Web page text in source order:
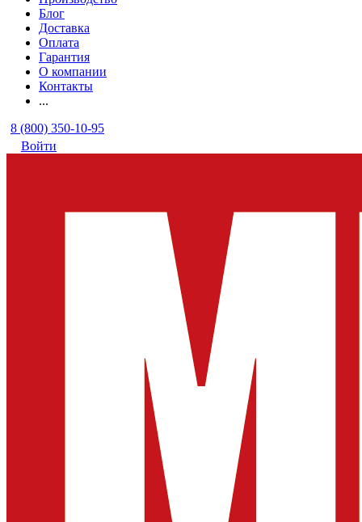
Блог
Доставка
Оплата
Гарантия
О компании
Контакты
...
8 (800) 350-10-95
Войти